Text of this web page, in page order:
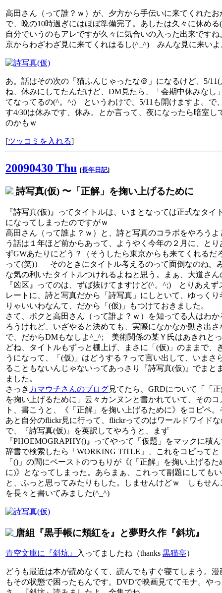
高田さん（って誰？ｗ）が、夕方から手伝いに来てくれたお
で、晩の10時過ぎにはほぼ準備完了。あしたは久々に休める
自分でいうのもアレですが久々に気合いの入った出来ですね
京からわざわざ見に来てくれはるし(^_^) みんな見に来いよ
あ。話はその次の「猫ふんじゃったな＠」になるけど、5/11(
ね、休みにしてたんだけど、DM見たら、「会期中休みなし
てなってるの(^。^;) というわけで、5/11も開けますよ。で
す4/30は休みです、休み。とか言って、夜になったら暗室し
のかもｗ
[ツッコミを入れる]
20090430 Thu [長年日記]
詩写真(仮) 〜「正解」を掬い上げるために
『詩写真(仮)』ってタイトルは、いまとなっては正式なタイ
になってしまったのですがｗ
高田さん（って誰よ？ｗ）と、詩と写真のコラボをやろうよ
う話は１年ほど前からあって、ようやく今年の２月に、とり
ずGWあたりにどう？（そうしたら東京からも来てくれるだ
って(笑)） そのときにタイトル考えるのって面倒なのね。
な気の利いたタイトルつけれるよねと思う。まぁ、大道さん
『凶区』ってのは、ずば抜けてますけど(^。^;) とりあえず
レートに、詩と写真だから「詩写真」にしといて、ゆっくり
りゃいいわなんて、だから「(仮)」もつけておきました。
さて、ボクと高田さん（って誰よ？ｗ）を知ってる人はわか
ろうけれど、いざやると決めても、実際になかなか動き出さ
で、だからDMもなしよ^_^; 美術関係の某Ｙ氏はあきれと
どね、タイトルもずっと棚上げ、まさに「(仮)」のままで、
うになって、「(仮)」はどうする？って言い出して、いまさ
ることもないんじゃないってあっさり『詩写真(仮)』でまと
ました。
さっき カマウチさんのブログ見てたら、GRDについて「「
を掬い上げるために」云々カンヌンと書かれていて、そのコ
ト、書こうと、《「正解」を掬い上げるために》をコピペ。
あと自分のflickr見に行って、flickrってのはワールドワイドな
で、『詩写真(仮)』を英訳してやろうと、まず
『PHOEMOGRAPHY()』ってやって「仮題」をマックに積
辞書で検索したら「WORKING TITLE」、これをコピってと
「()」の間にペーストのつもりが《(「正解」を掬い上げるた
に)》となってしまった。あらまぁ、これって副題にしても
と、ふっと思ってみたりもした。しませんけどｗ しもせん
を長々と書いてみました(^_^)
唐組『黒手帳に頬紅を』と夢野久作『斜坑』
青空文庫に『斜坑』 入ってましたね（thanks 黒猫亭）
どうも最近は本が読めなくて、読んでもすぐ寝てしまう。漫
もその状態で困ったもんです。DVDで映画見ててモナ。や